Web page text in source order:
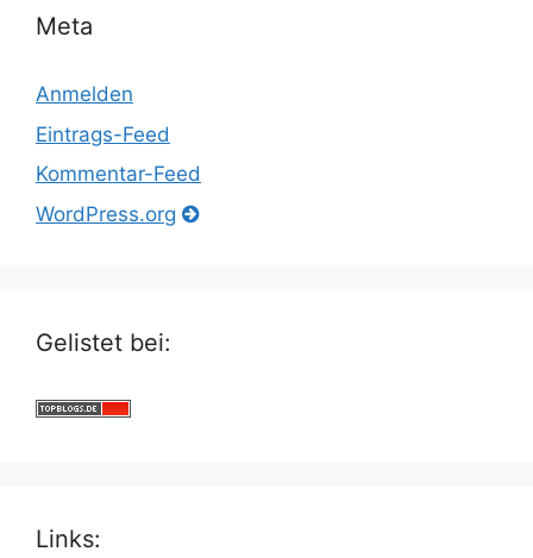
Meta
Anmelden
Eintrags-Feed
Kommentar-Feed
WordPress.org
Gelistet bei:
Links: